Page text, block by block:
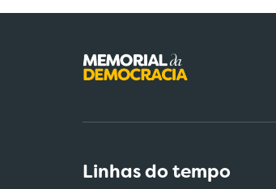
Linhas do tempo